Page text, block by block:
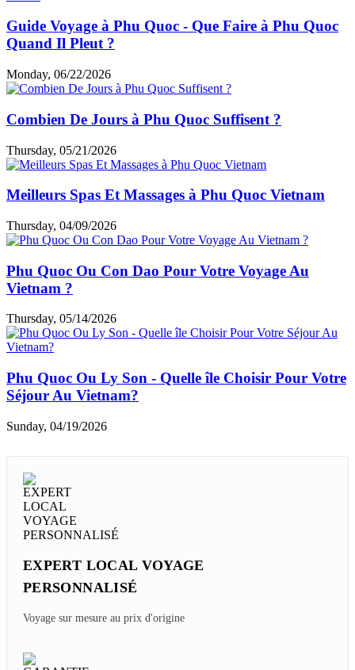
Guide Voyage à Phu Quoc - Que Faire à Phu Quoc
Quand Il Pleut ?
Monday, 06/22/2026
Combien De Jours à Phu Quoc Suffisent ?
Thursday, 05/21/2026
Meilleurs Spas Et Massages à Phu Quoc Vietnam
Thursday, 04/09/2026
Phu Quoc Ou Con Dao Pour Votre Voyage Au
Vietnam ?
Thursday, 05/14/2026
Phu Quoc Ou Ly Son - Quelle île Choisir Pour Votre
Séjour Au Vietnam?
Sunday, 04/19/2026
EXPERT LOCAL VOYAGE
PERSONNALISÉ
Voyage sur mesure au prix d'origine